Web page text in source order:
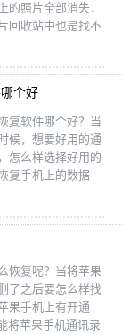
的照片全部消失，
回收站中也是找不
个好
复软件哪个好？当
候，想要好用的通
怎么样选择好用的
复手机上的数据
恢复呢？当将苹果
了之后要怎么样找
果手机上有开通
将苹果手机通讯录